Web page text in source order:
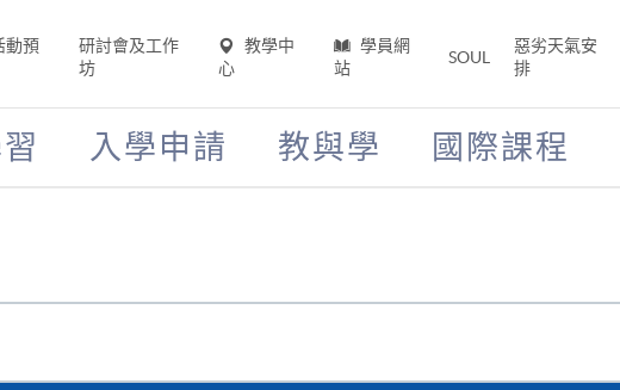
動預
研討會及工作
坊
教學中
心
學員網
站
SOUL
惡劣天氣安
排
入學申請 教與學 國際課程